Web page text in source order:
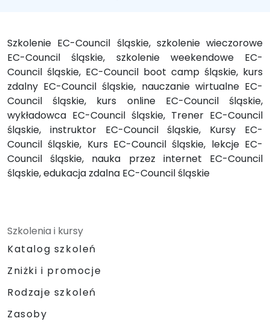
Szkolenie EC-Council śląskie, szkolenie wieczorowe
EC-Council śląskie, szkolenie weekendowe EC-
Council śląskie, EC-Council boot camp śląskie, kurs
zdalny EC-Council śląskie, nauczanie wirtualne EC-
Council śląskie, kurs online EC-Council śląskie,
wykładowca EC-Council śląskie, Trener EC-Council
śląskie, instruktor EC-Council śląskie, Kursy EC-
Council śląskie, Kurs EC-Council śląskie, lekcje EC-
Council śląskie, nauka przez internet EC-Council
śląskie, edukacja zdalna EC-Council śląskie
Szkolenia i kursy
Katalog szkoleń
Zniżki i promocje
Rodzaje szkoleń
Zasoby